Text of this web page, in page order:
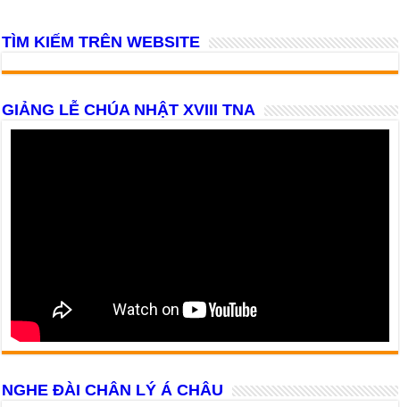
TÌM KIẾM TRÊN WEBSITE
GIẢNG LỄ CHÚA NHẬT XVIII TNA
NGHE ĐÀI CHÂN LÝ Á CHÂU